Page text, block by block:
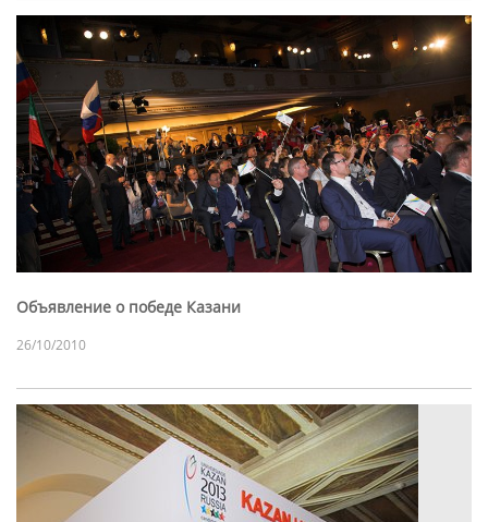
Объявление о победе Казани
26/10/2010